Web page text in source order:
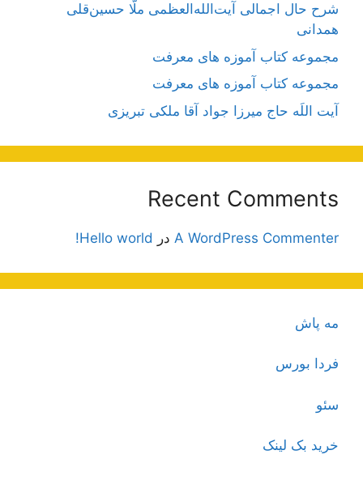
شرح حال اجمالی آیت‌الله‌العظمی ملّا حسین‌قلی
همدانی
مجموعه کتاب آموزه های معرفت
مجموعه کتاب آموزه های معرفت
آیت اللَه حاج میرزا جواد آقا ملکی تبریزی
Recent Comments
A WordPress Commenter در Hello world!
مه پاش
فردا بورس
سئو
خرید بک لینک